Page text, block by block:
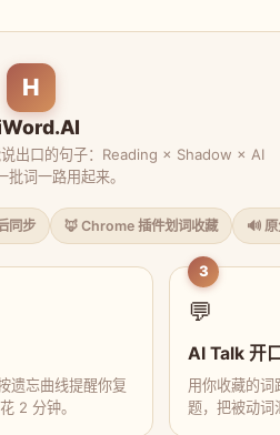
H
出口的句子：Reading × Shadow × AI
批词一路用起来。
同步 🦊 Chrome 插件划词收藏 🔊
遗忘曲线提醒你复
2 分钟。
3
💬
AI Talk 开
用你收藏的词
题，把被动词